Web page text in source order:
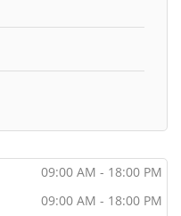
09:00 AM - 18:00 PM
09:00 AM - 18:00 PM